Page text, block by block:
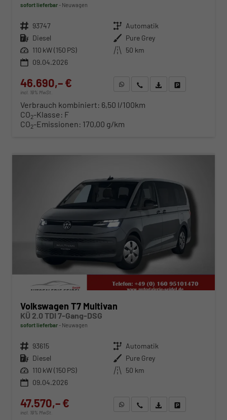
sofort lieferbar Neuwagen
Fahrzeugnr. 93747 Getriebe Automatik
Kraftstoff Diesel Außenfarbe Pure Grey
Leistung 110 kW (150 PS) Kilometerstand 50 km
09.04.2026
46.690,– €
incl. 19% MwSt.
WhatsApp anfragen
Wir rufen Sie anFahrzeugexposé (PDF)
Verbrauch kombiniert: 6,50 l/100km
CO2-Klasse: F
CO2-Emissionen: 170,00 g/km
Volkswagen T7 Multivan
KÜ 2.0 TDI 7-Gang-DSG
sofort lieferbar Neuwagen
Fahrzeugnr. 93615 Getriebe Automatik
Kraftstoff Diesel Außenfarbe Pure Grey
Leistung 110 kW (150 PS) Kilometerstand 50 km
09.04.2026
47.570,– €
incl. 19% MwSt.
WhatsApp anfragen
Wir rufen Sie anFahrzeugexposé (PDF)